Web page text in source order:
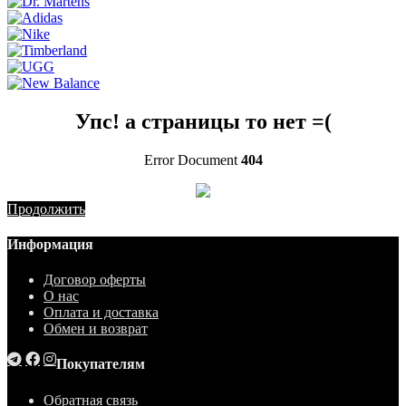
Упс! а страницы то нет =(
Error Document 404
Продолжить
Информация
Договор оферты
О нас
Оплата и доставка
Обмен и возврат
Покупателям
Обратная связь